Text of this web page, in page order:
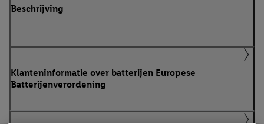
Beschrijving
Klanteninformatie over batterijen Europese
Batterijenverordening